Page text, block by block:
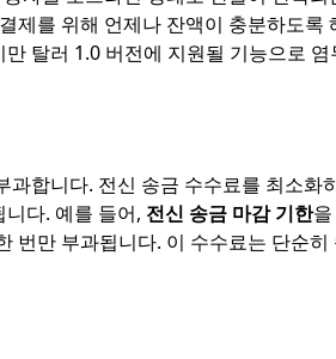
제를 위해 언제나 잔액이 충분하도록
탈러 1.0 버전에 지원될 기능으로 염
합니다. 전신 송금 수수료를 최소화
다. 예를 들어, 전신 송금 마감 기한
번만 부과됩니다. 이 수수료는 단순히